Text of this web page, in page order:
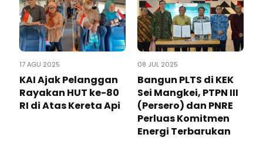
17 AGU 2025
KAI Ajak Pelanggan
Rayakan HUT ke-80
RI di Atas Kereta Api
08 JUL 2025
Bangun PLTS di KEK
Sei Mangkei, PTPN III
(Persero) dan PNRE
Perluas Komitmen
Energi Terbarukan